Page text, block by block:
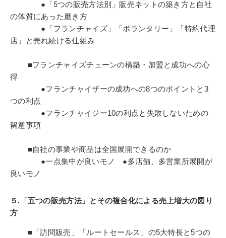
●「5つの販売方法別」販売ネットの築き方と自社
の体質にあった磨き方
●「フランチャイズ」「ボランタリー」「特約代理
店」と売れ続ける仕組み
■フランチャイズチェーンの構築・加盟と成功への心
得
●フランチャイザーの成功への8つのポイントと3
つの利点
●フランチャイジー10の利点と失敗しないための
留意事項
■自社の事業や商品は全国展開できるのか
●一点集中が良いモノ ●多店舗、多営業所展開が
良いモノ
５.「五つの販売方法」とその複合化による売上増大の図り
方
■「訪問販売」「ルートセールス」の5大特長と5つの